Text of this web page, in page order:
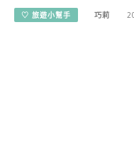
♡ 旅遊小幫手 巧莉